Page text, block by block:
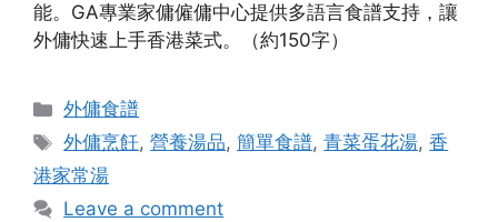
能。GA專業家傭僱傭中心提供多語言食譜支持，讓
外傭快速上手香港菜式。（約150字）
Categories
外傭食譜
Tags
外傭烹飪,營養湯品,簡單食譜,青菜蛋花湯,香
港家常湯
Leave a comment